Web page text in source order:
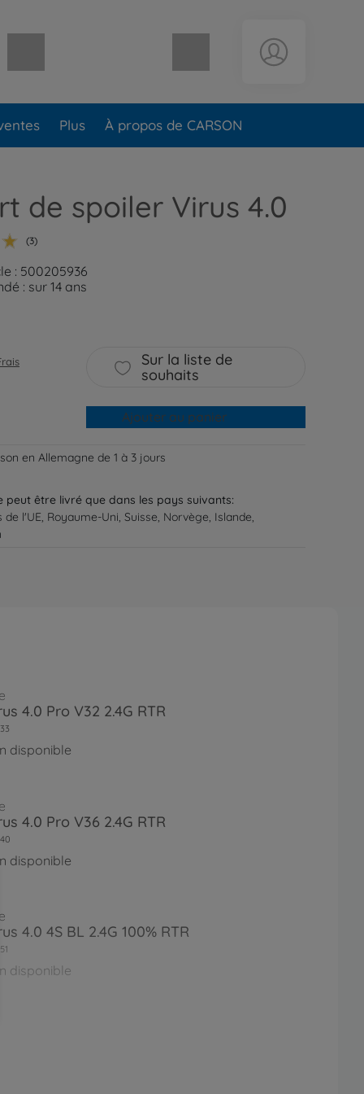
Plus À propos de CARSON
de spoiler Virus 4.0
(3)
: 500205936
: sur 14 ans
Sur la liste de
souhaits
Ajouter au panier
en Allemagne de 1 à 3 jours
peut être livré que dans les pays suivants:
de l'UE, Royaume-Uni, Suisse, Norvège, Islande,
4.0 Pro V32 2.4G RTR
disponible
4.0 Pro V36 2.4G RTR
disponible
4.0 4S BL 2.4G 100% RTR
disponible